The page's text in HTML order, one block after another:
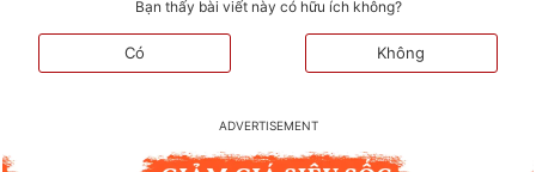
Bạn thấy bài viết này có hữu ích không?
Có Không